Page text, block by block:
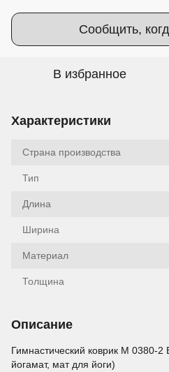
Сообщить,
В избранное
Характеристики
Страна производства
Тип
Длина
Ширина
Материал
Толщина
Описание
Гимнастический коврик M 0380-2
йогамат, мат для йоги)